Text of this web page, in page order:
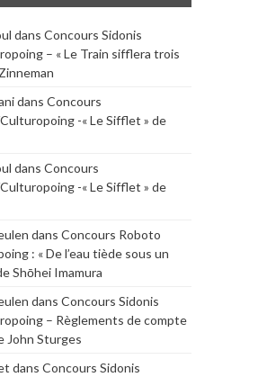
dans Concours Sidonis
– « Le Train sifflera trois
dans Concours
-« Le Sifflet » de
dans Concours
-« Le Sifflet » de
dans Concours Roboto
: « De l’eau tiède sous un
Shōhei Imamura
dans Concours Sidonis
– Règlements de compte
John Sturges
dans Concours Sidonis